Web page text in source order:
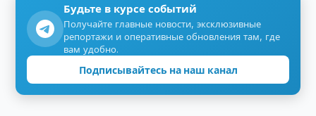
Будьте в курсе событий
Получайте главные новости, эксклюзивные
репортажи и оперативные обновления там, где
вам удобно.
Подписывайтесь на наш канал